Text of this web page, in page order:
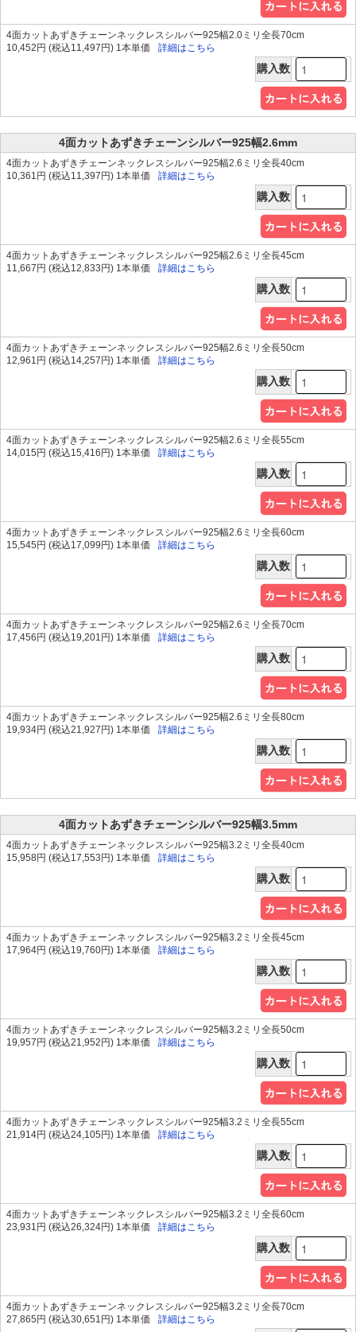
4面カットあずきチェーンネックレスシルバー925幅2.0ミリ全長70cm
10,452円 (税込11,497円) 1本単価
詳細はこちら
購入数
4面カットあずきチェーンシルバー925幅2.6mm
4面カットあずきチェーンネックレスシルバー925幅2.6ミリ全長40cm
10,361円 (税込11,397円) 1本単価
詳細はこちら
購入数
4面カットあずきチェーンネックレスシルバー925幅2.6ミリ全長45cm
11,667円 (税込12,833円) 1本単価
詳細はこちら
購入数
4面カットあずきチェーンネックレスシルバー925幅2.6ミリ全長50cm
12,961円 (税込14,257円) 1本単価
詳細はこちら
購入数
4面カットあずきチェーンネックレスシルバー925幅2.6ミリ全長55cm
14,015円 (税込15,416円) 1本単価
詳細はこちら
購入数
4面カットあずきチェーンネックレスシルバー925幅2.6ミリ全長60cm
15,545円 (税込17,099円) 1本単価
詳細はこちら
購入数
4面カットあずきチェーンネックレスシルバー925幅2.6ミリ全長70cm
17,456円 (税込19,201円) 1本単価
詳細はこちら
購入数
4面カットあずきチェーンネックレスシルバー925幅2.6ミリ全長80cm
19,934円 (税込21,927円) 1本単価
詳細はこちら
購入数
4面カットあずきチェーンシルバー925幅3.5mm
4面カットあずきチェーンネックレスシルバー925幅3.2ミリ全長40cm
15,958円 (税込17,553円) 1本単価
詳細はこちら
購入数
4面カットあずきチェーンネックレスシルバー925幅3.2ミリ全長45cm
17,964円 (税込19,760円) 1本単価
詳細はこちら
購入数
4面カットあずきチェーンネックレスシルバー925幅3.2ミリ全長50cm
19,957円 (税込21,952円) 1本単価
詳細はこちら
購入数
4面カットあずきチェーンネックレスシルバー925幅3.2ミリ全長55cm
21,914円 (税込24,105円) 1本単価
詳細はこちら
購入数
4面カットあずきチェーンネックレスシルバー925幅3.2ミリ全長60cm
23,931円 (税込26,324円) 1本単価
詳細はこちら
購入数
4面カットあずきチェーンネックレスシルバー925幅3.2ミリ全長70cm
27,865円 (税込30,651円) 1本単価
詳細はこちら